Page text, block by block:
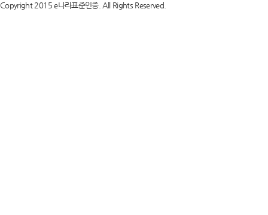
Copyright 2015 e나라표준인증. All Rights Reserved.